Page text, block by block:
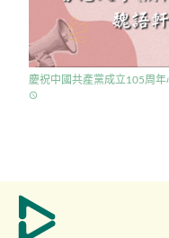
慶祝中國共產黨成立105周
access_time